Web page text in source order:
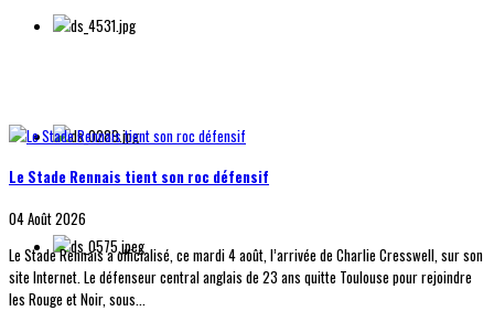
Le Stade Rennais tient son roc défensif
04 Août 2026
Le Stade Rennais a officialisé, ce mardi 4 août, l’arrivée de Charlie Cresswell, sur son
site Internet. Le défenseur central anglais de 23 ans quitte Toulouse pour rejoindre
les Rouge et Noir, sous...